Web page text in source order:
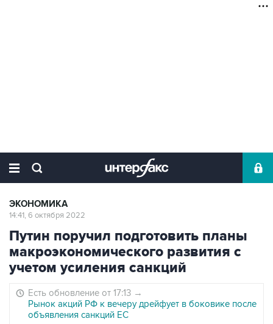
ЭКОНОМИКА
14:41, 6 октября 2022
Путин поручил подготовить планы
макроэкономического развития с
учетом усиления санкций
Есть обновление от 17:13 →
Рынок акций РФ к вечеру дрейфует в боковике после
объявления санкций ЕС